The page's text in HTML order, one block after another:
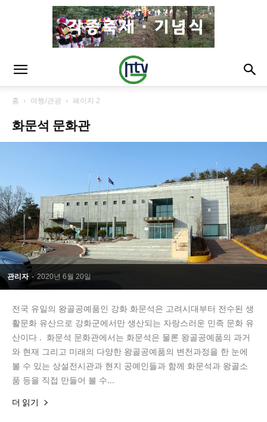
홈 여행/관광 페이지 2
화문석 문화관
관리자 - 2020년 6월 20일
전국 유일의 왕골공예품인 강화 화문석은 고려시대부터 전수된 생
활문화 유산으로 강화군에서만 생산되는 자랑스러운 민족 문화 유
산이다 . 화문석 문화관에서는 화문석은 물론 왕골공예품의 과거
와 현재 그리고 미래의 다양한 왕골공예품의 변천과정을 한 눈에
볼 수 있는 상설전시관과 현지 공예인들과 함께 화문석과 왕골소
품 등을 직접 만들어 볼 수...
더 읽기